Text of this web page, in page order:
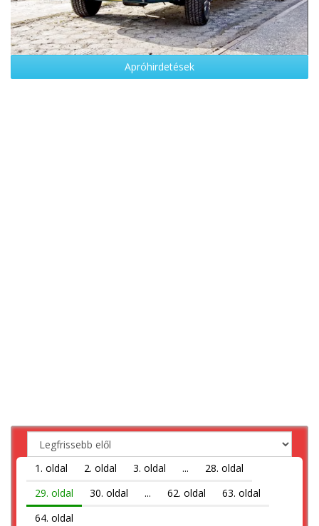
Apróhirdetések
1. oldal 2. oldal 3. oldal ...
28. oldal
29. oldal
30. oldal ... 62. oldal
63. oldal
64. oldal